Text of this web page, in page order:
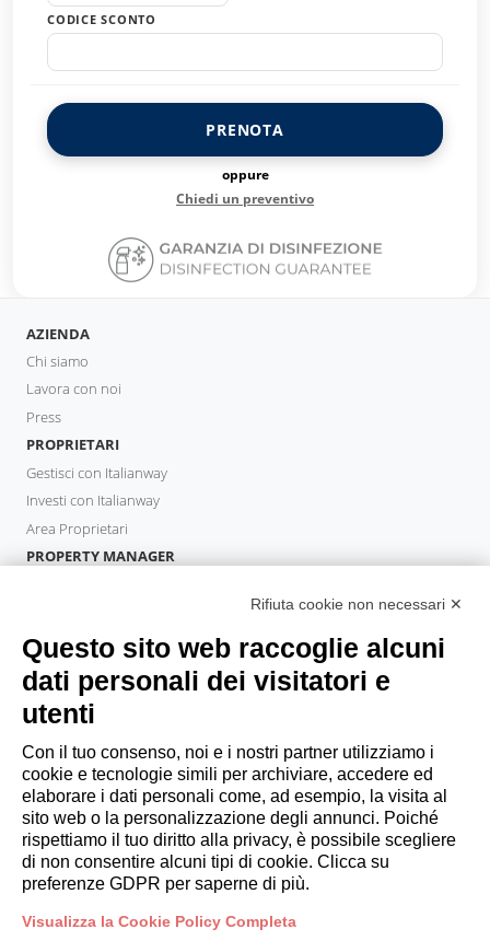
CODICE SCONTO
PRENOTA
oppure
Chiedi un preventivo
AZIENDA
Chi siamo
Lavora con noi
Press
PROPRIETARI
Gestisci con Italianway
Investi con Italianway
Area Proprietari
PROPERTY MANAGER
OSPITI
Prenota un soggiorno
Soggiorni lunghi
Esperienze per gli ospiti
Sconti per gli ospiti
Convenzioni per Aziende
booking@italianway.house
+390286882952
Rifiuta cookie non necessari ✕
Questo sito web raccoglie alcuni
dati personali dei visitatori e
utenti
Con il tuo consenso, noi e i nostri partner utilizziamo i
cookie e tecnologie simili per archiviare, accedere ed
elaborare i dati personali come, ad esempio, la visita al
sito web o la personalizzazione degli annunci. Poiché
rispettiamo il tuo diritto alla privacy, è possibile scegliere
di non consentire alcuni tipi di cookie. Clicca su
preferenze GDPR per saperne di più.
Visualizza la Cookie Policy Completa